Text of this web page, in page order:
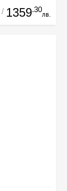
/ 1359.30
лв.